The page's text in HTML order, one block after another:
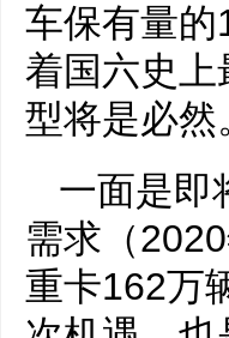
车保有量
着国六史
型将是必然
一面是即
需求（
重卡162万